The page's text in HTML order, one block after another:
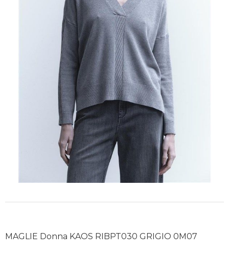
MAGLIE Donna KAOS RIBPT030 GRIGIO 0M07